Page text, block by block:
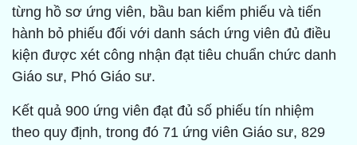
từng hồ sơ ứng viên, bầu ban kiểm phiếu và tiến
hành bỏ phiếu đối với danh sách ứng viên đủ điều
kiện được xét công nhận đạt tiêu chuẩn chức danh
Giáo sư, Phó Giáo sư.
Kết quả 900 ứng viên đạt đủ số phiếu tín nhiệm
theo quy định, trong đó 71 ứng viên Giáo sư, 829